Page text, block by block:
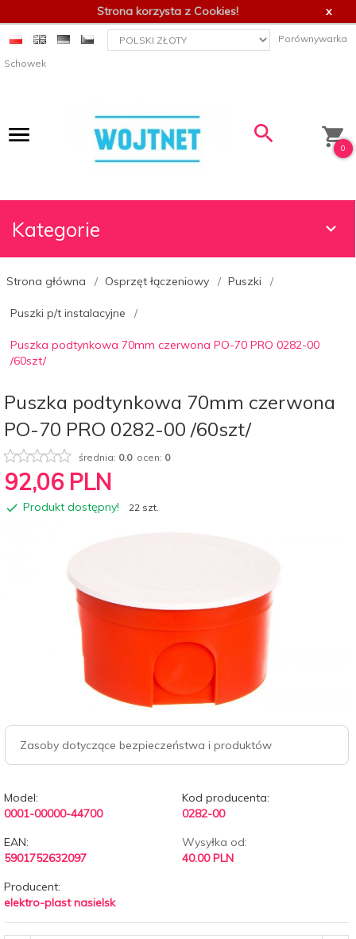
Strona korzysta z Cookies! x
currency_h Porównywarka
Schowek
0
Kategorie
Strona główna Osprzęt łączeniowy Puszki
Puszki p/t instalacyjne
Puszka podtynkowa 70mm czerwona PO-70 PRO 0282-00
/60szt/
Puszka podtynkowa 70mm czerwona
PO-70 PRO 0282-00 /60szt/
średnia: 0.0ocen: 0
92,06 PLN
Produkt dostępny! 22 szt.
Zasoby dotyczące bezpieczeństwa i produktów
Model:
0001-00000-44700
Kod producenta:
0282-00
EAN:
5901752632097
Wysyłka od:
40.00 PLN
Producent:
elektro-plast nasielsk